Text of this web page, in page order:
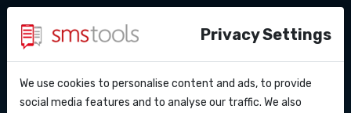
API Docs
Perche’ smstools?
Contatti
Privacy Settings
We use cookies to personalise content and ads, to provide
social media features and to analyse our traffic. We also